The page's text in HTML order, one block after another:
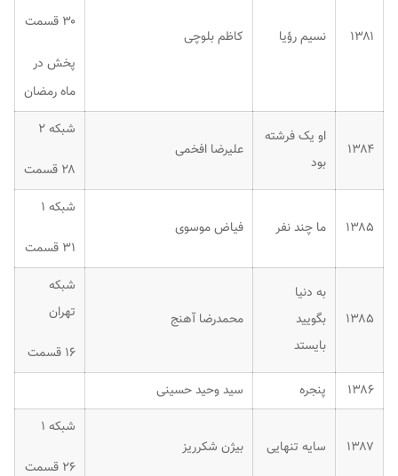
۱۳۸۱ نسیم رؤیا کاظم بلوچی
۳۰ قسمت
پخش در
ماه رمضان
۱۳۸۴
او یک فرشته
بود
علیرضا افخمی
شبکه ۲
۲۸ قسمت
۱۳۸۵ ما چند نفر فیاض موسوی
شبکه ۱
۳۱ قسمت
۱۳۸۵
به دنیا
بگویید
بایستد
محمدرضا آهنج
شبکه
تهران
۱۶ قسمت
۱۳۸۶
پنجره سید وحید حسینی
۱۳۸۷ سایه تنهایی بیژن شکرریز
شبکه ۱
۲۶ قسمت